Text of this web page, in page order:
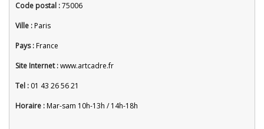
Code postal :75006
Ville :Paris
Pays :France
Site Internet :www.artcadre.fr
Tel : 01 43 26 56 21
Horaire :Mar-sam 10h-13h / 14h-18h